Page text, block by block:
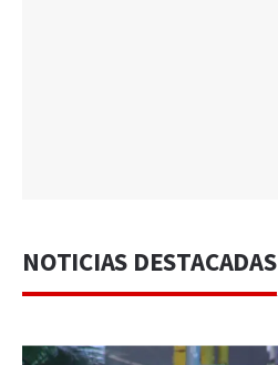
NOTICIAS DESTACADAS